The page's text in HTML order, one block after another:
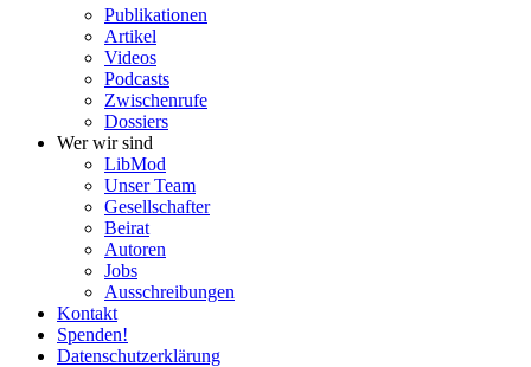
Publi­ka­tionen
Artikel
Videos
Podcasts
Zwischenrufe
Dossiers
Wer wir sind
LibMod
Unser Team
Gesell­schafter
Beirat
Autoren
Jobs
Ausschrei­bungen
Kontakt
Spenden!
Daten­schutz­er­klärung